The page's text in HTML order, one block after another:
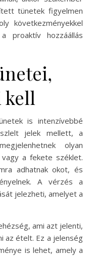
tünetek figyelmen
következményekkel
proaktív hozzáállás
kell
is intenzívebbé
jelek mellett, a
olyan
a fekete széklet.
adhatnak okot, és
A vérzés a
jelezheti, amelyet a
ami azt jelenti,
az ételt. Ez a jelenség
is lehet, amely a